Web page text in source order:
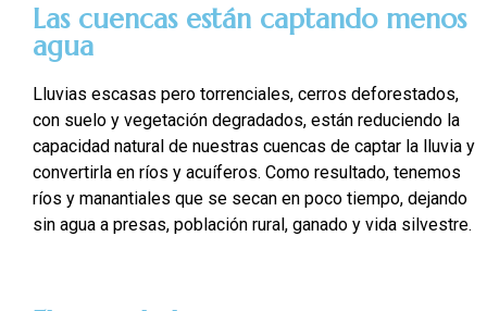
Las cuencas están captando menos
agua
Lluvias escasas pero torrenciales, cerros deforestados,
con suelo y vegetación degradados, están reduciendo la
capacidad natural de nuestras cuencas de captar la lluvia y
convertirla en ríos y acuíferos. Como resultado, tenemos
ríos y manantiales que se secan en poco tiempo, dejando
sin agua a presas, población rural, ganado y vida silvestre.